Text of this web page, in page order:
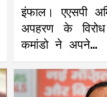
इंफाल। एएसपी
अपहरण के
कमांडो ने अपने…